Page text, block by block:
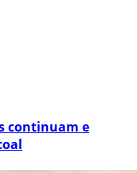
continuam e